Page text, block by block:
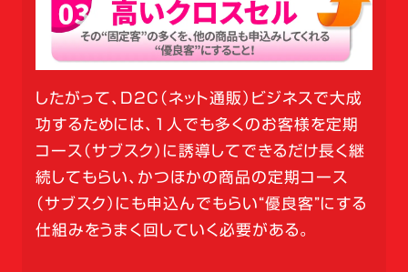
したがって、D2C（ネット通販）ビジネスで大成
功するためには、1人でも多くのお客様を定期
コース（サブスク）に誘導してできるだけ長く継
続してもらい、かつほかの商品の定期コース
（サブスク）にも申込んでもらい“優良客”にする
仕組みをうまく回していく必要がある。